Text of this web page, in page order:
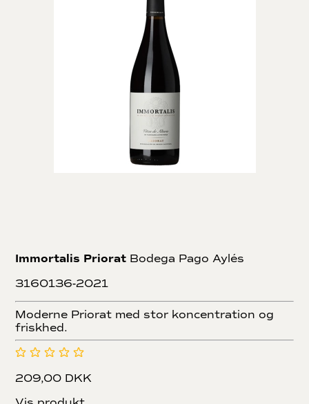
Immortalis Priorat Bodega Pago Aylés
3160136-2021
Moderne Priorat med stor koncentration og
friskhed.
209,00 DKK